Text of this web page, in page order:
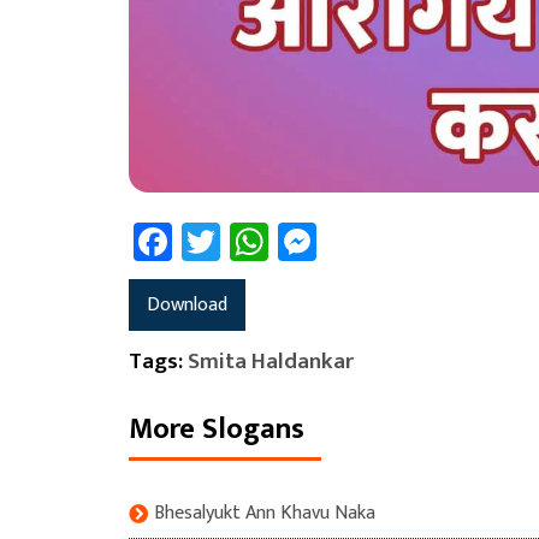
Facebook
TwitterWhatsApp
Download
Tags:Smita Haldankar
More Slogans
Bhesalyukt Ann Khavu Naka